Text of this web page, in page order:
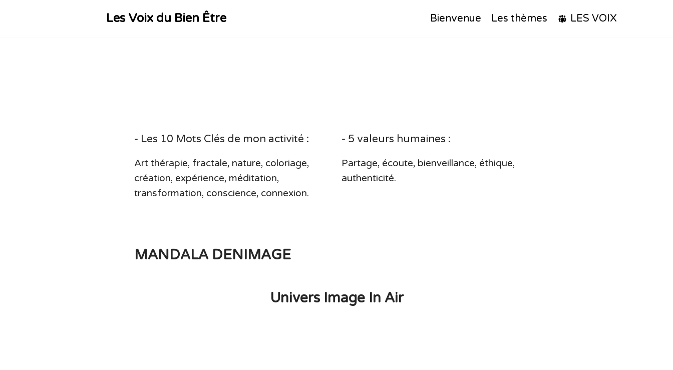
Les Voix du Bien Être Bienvenue Les thèmes LES VOIX
- Les 10 Mots Clés de mon activité :
Art thérapie, fractale, nature, coloriage,
création, expérience, méditation,
transformation, conscience, connexion.
- 5 valeurs humaines :
Partage, écoute, bienveillance, éthique,
authenticité.
MANDALA DENIMAGE
Univers Image In Air